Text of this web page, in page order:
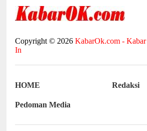
Copyright © 2026KabarOk.com -
In
HOME Redaksi
Pedoman Media